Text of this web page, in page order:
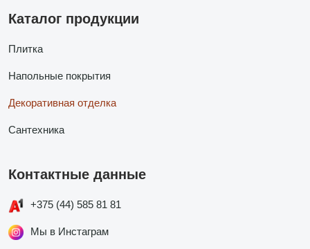
Каталог продукции
Плитка
Напольные покрытия
Декоративная отделка
Сантехника
Контактные данные
+375 (44) 585 81 81
Мы в Инстаграм